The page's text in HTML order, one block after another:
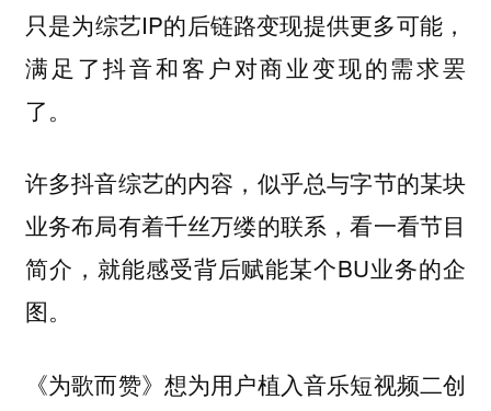
只是为综艺IP的后链路变现提供更多可能，
满足了抖音和客户对商业变现的需求罢
了。
许多抖音综艺的内容，似乎总与字节的某块
业务布局有着千丝万缕的联系，看一看节目
简介，就能感受背后赋能某个BU业务的企
图。
《为歌而赞》想为用户植入音乐短视频二创